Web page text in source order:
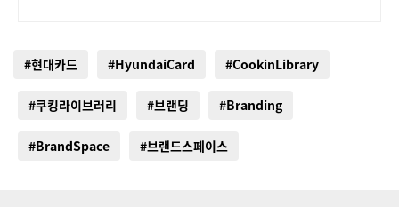
#현대카드 #HyundaiCard #CookinLibrary
#쿠킹라이브러리 #브랜딩 #Branding
#BrandSpace #브랜드스페이스